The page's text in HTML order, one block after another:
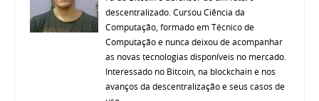
descentralizado. Cursou Ciência da
Computação, formado em Técnico de
Computação e nunca deixou de acompanhar
as novas tecnologias disponíveis no mercado.
Interessado no Bitcoin, na blockchain e nos
avanços da descentralização e seus casos de